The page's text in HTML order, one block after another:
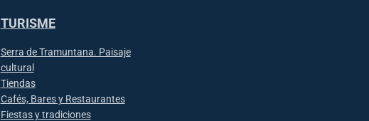
TURISME
Serra de Tramuntana. Paisaje
cultural
Tiendas
Cafés, Bares y Restaurantes
Fiestas y tradiciones